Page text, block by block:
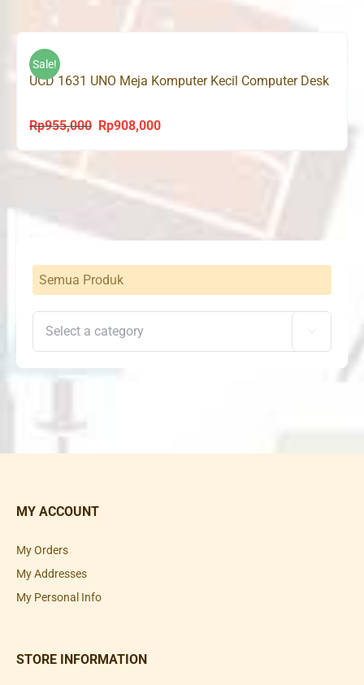
Sale!
UCD 1631 UNO Meja Komputer Kecil Computer Desk
Rp955,000
Original
Rp955,000.
Rp908,000Current
Semua Produk

MY ACCOUNT
My Orders
My Addresses
My Personal Info
STORE INFORMATION